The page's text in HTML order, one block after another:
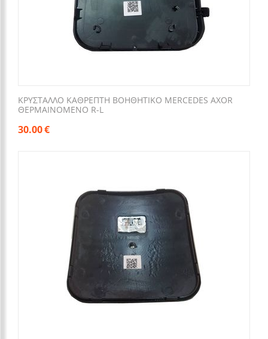
ΚΡΥΣΤΑΛΛΟ ΚΑΘΡΕΠΤΗ ΒΟΗΘΗΤΙΚΟ MERCEDES AXOR
ΘΕΡΜΑΙΝΟΜΕΝΟ R-L
30.00€